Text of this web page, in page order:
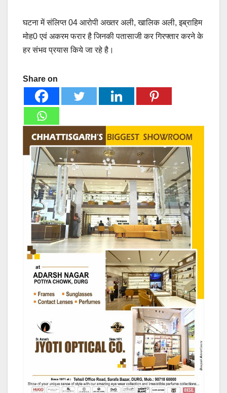
घटना में संलिप्त 04 आरोपी अख्तर अली, खालिक अली, इब्राहिम
मोह0 एवं अकरम फरार है जिनकी पतासाजी कर गिरफ्तार करने के
हर संभव प्रयास किये जा रहे है।
Share on